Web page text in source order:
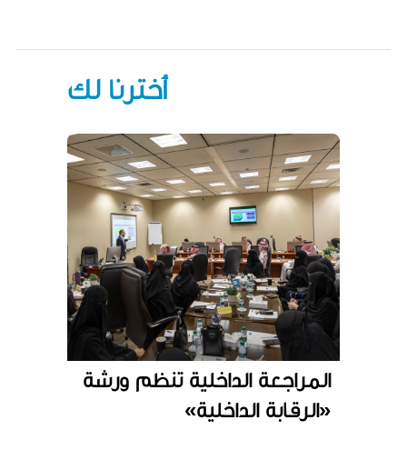
أخترنا لك
المراجعة الداخلية تنظم ورشة
«الرقابة الداخلية»